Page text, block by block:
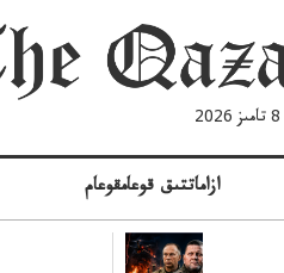
ازاماتتىق قوعامقوعام